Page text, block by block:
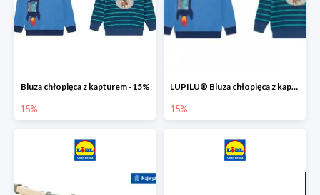
Bluza chłopięca z kapturem -15%
15%
LUPILU® Bluza chłopięca z kapturem
15%